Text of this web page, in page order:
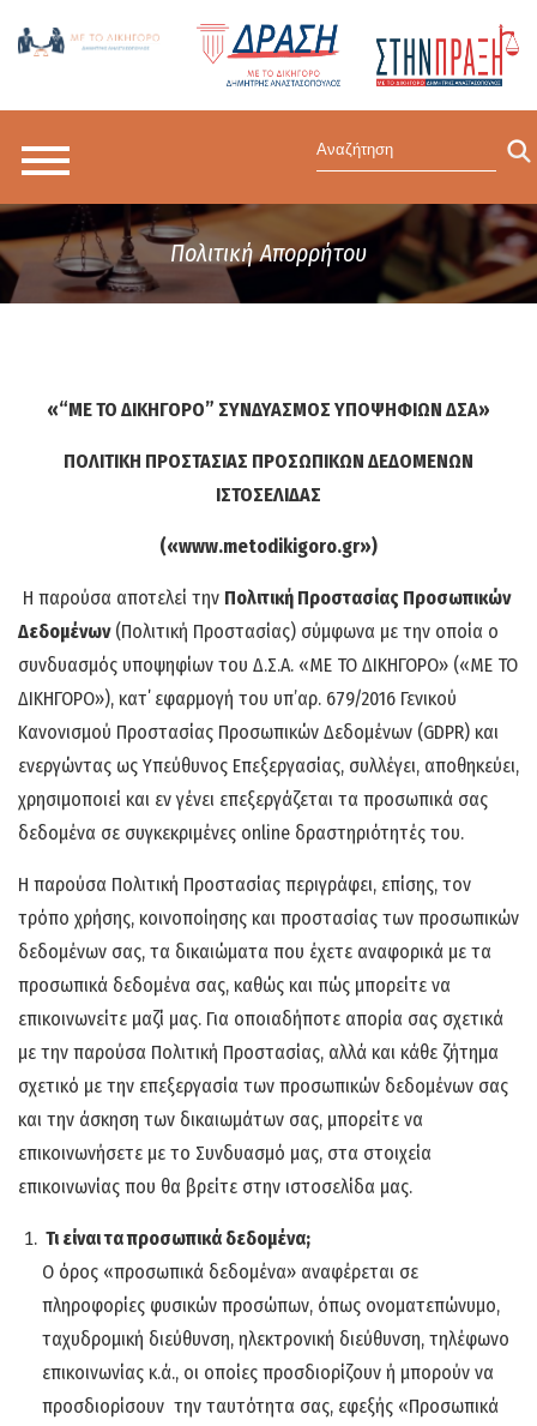
Πολιτική Απορρήτου
«“ΜΕ ΤΟ ΔΙΚΗΓΟΡΟ” ΣΥΝΔΥΑΣΜΟΣ ΥΠΟΨΗΦΙΩΝ ΔΣΑ»
ΠΟΛΙΤΙΚΗ ΠΡΟΣΤΑΣΙΑΣ ΠΡΟΣΩΠΙΚΩΝ ΔΕΔΟΜΕΝΩΝ
ΙΣΤΟΣΕΛΙΔΑΣ
(«www.metodikigoro.gr»)
Η παρούσα αποτελεί την Πολιτική Προστασίας Προσωπικών
Δεδομένων(Πολιτική Προστασίας) σύμφωνα με την οποία ο
συνδυασμός υποψηφίων του Δ.Σ.Α. «ΜΕ ΤΟ ΔΙΚΗΓΟΡΟ» («ΜΕ ΤΟ
ΔΙΚΗΓΟΡΟ»), κατ΄ εφαρμογή του υπ’αρ. 679/2016 Γενικού
Κανονισμού Προστασίας Προσωπικών Δεδομένων (GDPR) και
ενεργώντας ως Υπεύθυνος Επεξεργασίας, συλλέγει, αποθηκεύει,
χρησιμοποιεί και εν γένει επεξεργάζεται τα προσωπικά σας
δεδομένα σε συγκεκριμένες online δραστηριότητές του.
Η παρούσα Πολιτική Προστασίας περιγράφει, επίσης, τον
τρόπο χρήσης, κοινοποίησης και προστασίας των προσωπικών
δεδομένων σας, τα δικαιώματα που έχετε αναφορικά με τα
προσωπικά δεδομένα σας, καθώς και πώς μπορείτε να
επικοινωνείτε μαζί μας. Για οποιαδήποτε απορία σας σχετικά
με την παρούσα Πολιτική Προστασίας, αλλά και κάθε ζήτημα
σχετικό με την επεξεργασία των προσωπικών δεδομένων σας
και την άσκηση των δικαιωμάτων σας, μπορείτε να
επικοινωνήσετε με το Συνδυασμό μας, στα στοιχεία
επικοινωνίας που θα βρείτε στην ιστοσελίδα μας.
Τι είναι τα προσωπικά δεδομένα;
Ο όρος «προσωπικά δεδομένα» αναφέρεται σε
πληροφορίες φυσικών προσώπων, όπως ονοματεπώνυμο,
ταχυδρομική διεύθυνση, ηλεκτρονική διεύθυνση, τηλέφωνο
επικοινωνίας κ.ά., οι οποίες προσδιορίζουν ή μπορούν να
προσδιορίσουν την ταυτότητα σας, εφεξής «Προσωπικά